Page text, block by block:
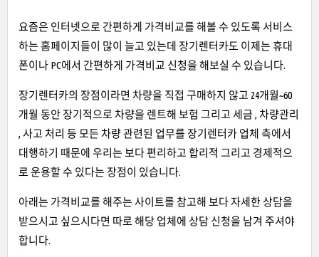
요즘은 인터넷으로 간편하게 가격비교를 해볼 수 있도록 서비스
하는 홈페이지들이 많이 늘고 있는데 장기렌터카도 이제는 휴대
폰이나 PC에서 간편하게 가격비교 신청을 해보실 수 있습니다.
장기렌터카의 장점이라면 차량을 직접 구매하지 않고 24개월~60
개월 동안 장기적으로 차량을 렌트해 보험 그리고 세금 , 차량관리
, 사고 처리 등 모든 차량 관련된 업무를 장기렌터카 업체 측에서
대행하기 때문에 우리는 보다 편리하고 합리적 그리고 경제적으
로 운용할 수 있다는 장점이 있습니다.
아래는 가격비교를 해주는 사이트를 참고해 보다 자세한 상담을
받으시고 싶으시다면 따로 해당 업체에 상담 신청을 남겨 주셔야
합니다.